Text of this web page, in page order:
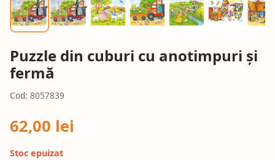
Puzzle din cuburi cu anotimpuri și
fermă
Cod: 8057839
62,00 lei
Stoc epuizat